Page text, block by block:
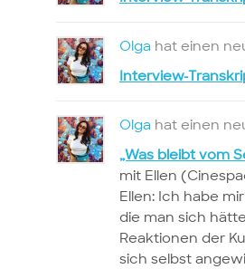
Olga hat einen
Interview-
Olga hat einen
„Was bleibt vom
mit Ellen
Ellen: Ich habe
die man sich
Reaktionen der
sich selbst